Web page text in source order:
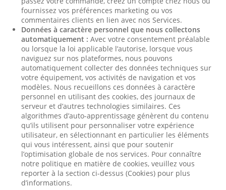
fournissez vos préférences marketing ou vos
commentaires clients en lien avec nos Services.
Données à caractère personnel que nous collectons
automatiquement : Avec votre consentement préalable
ou lorsque la loi applicable l’autorise, lorsque vous
naviguez sur nos plateformes, nous pouvons
automatiquement collecter des données techniques sur
votre équipement, vos activités de navigation et vos
modèles. Nous recueillons ces données à caractère
personnel en utilisant des cookies, des journaux de
serveur et d’autres technologies similaires. Ces
algorithmes d’auto-apprentissage génèrent du contenu
qu’ils utilisent pour personnaliser votre expérience
utilisateur, en sélectionnant en particulier les éléments
qui vous intéressent, ainsi que pour soutenir
l’optimisation globale de nos services. Pour connaître
notre politique en matière de cookies, veuillez vous
reporter à la section ci-dessus (Cookies) pour plus
d’informations.